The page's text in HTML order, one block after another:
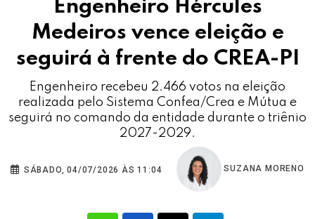
Engenheiro Hércules
Medeiros vence eleição e
seguirá à frente do CREA-PI
Engenheiro recebeu 2.466 votos na eleição
realizada pelo Sistema Confea/Crea e Mútua e
seguirá no comando da entidade durante o triênio
2027-2029.
SÁBADO, 04/07/2026 ÀS 11:04 SUZANA MORENO